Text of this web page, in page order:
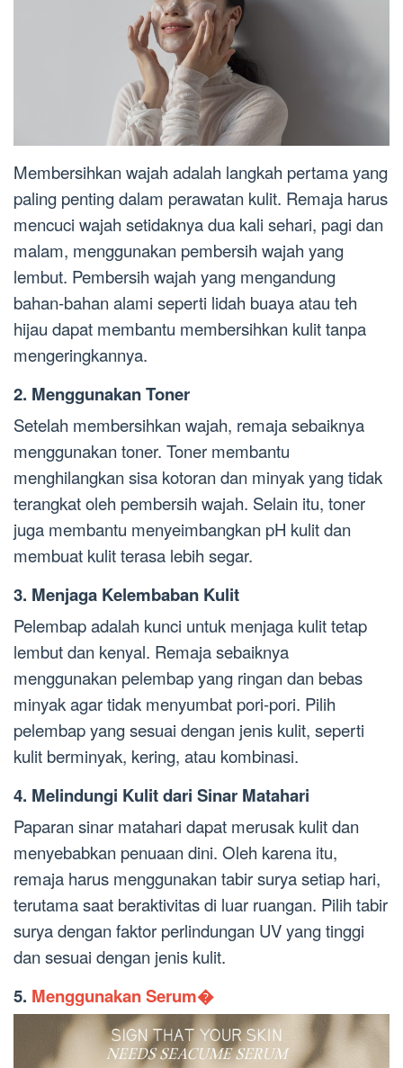
Membersihkan wajah adalah langkah pertama yang
paling penting dalam perawatan kulit. Remaja harus
mencuci wajah setidaknya dua kali sehari, pagi dan
malam, menggunakan pembersih wajah yang
lembut. Pembersih wajah yang mengandung
bahan-bahan alami seperti lidah buaya atau teh
hijau dapat membantu membersihkan kulit tanpa
mengeringkannya.
2. Menggunakan Toner
Setelah membersihkan wajah, remaja sebaiknya
menggunakan toner. Toner membantu
menghilangkan sisa kotoran dan minyak yang tidak
terangkat oleh pembersih wajah. Selain itu, toner
juga membantu menyeimbangkan pH kulit dan
membuat kulit terasa lebih segar.
3. Menjaga Kelembaban Kulit
Pelembap adalah kunci untuk menjaga kulit tetap
lembut dan kenyal. Remaja sebaiknya
menggunakan pelembap yang ringan dan bebas
minyak agar tidak menyumbat pori-pori. Pilih
pelembap yang sesuai dengan jenis kulit, seperti
kulit berminyak, kering, atau kombinasi.
4. Melindungi Kulit dari Sinar Matahari
Paparan sinar matahari dapat merusak kulit dan
menyebabkan penuaan dini. Oleh karena itu,
remaja harus menggunakan tabir surya setiap hari,
terutama saat beraktivitas di luar ruangan. Pilih tabir
surya dengan faktor perlindungan UV yang tinggi
dan sesuai dengan jenis kulit.
5. Menggunakan Serum�